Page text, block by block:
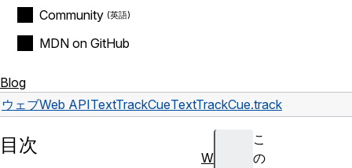
Community
MDN on GitHub
Blog
ウェブWeb APITextTrackCueTextTrackCue.track
こ
の
目次
W